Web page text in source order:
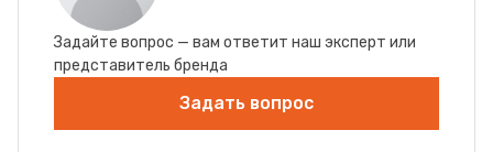
Задайте вопрос — вам ответит наш эксперт или
представитель бренда
Задать вопрос